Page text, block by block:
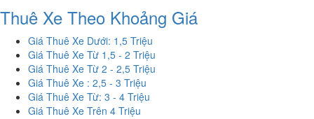
Thuê Xe Theo Khoảng Giá
Giá Thuê Xe Dưới: 1,5 Triệu
Giá Thuê Xe Từ 1,5 - 2 Triệu
Giá Thuê Xe Từ 2 - 2,5 Triệu
Giá Thuê Xe : 2,5 - 3 Triệu
Giá Thuê Xe Từ: 3 - 4 Triệu
Giá Thuê Xe Trên 4 Triệu